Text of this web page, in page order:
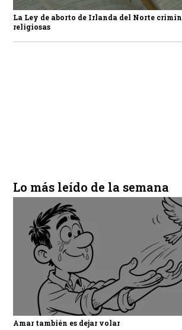
La Ley de aborto de Irlanda del Norte
religiosas
Lo más leído de la semana
Amar también es dejar volar